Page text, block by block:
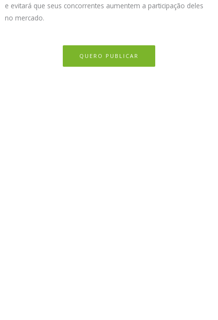
e evitará que seus concorrentes aumentem a participação deles
no mercado.
QUERO PUBLICAR